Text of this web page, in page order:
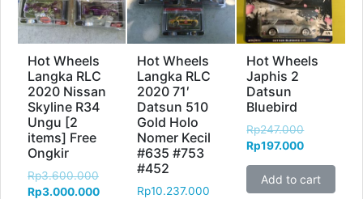
Hot Wheels
Langka RLC
2020 Nissan
Skyline R34
Ungu [2
items] Free
Ongkir
Rp3.600.000
Rp3.000.000
Hot Wheels
Langka RLC
2020 71′
Datsun 510
Gold Holo
Nomer Kecil
#635 #753
#452
Rp10.237.000
Hot Wheels
Japhis 2
Datsun
Bluebird
Rp247.000
Rp197.000
Add to cart